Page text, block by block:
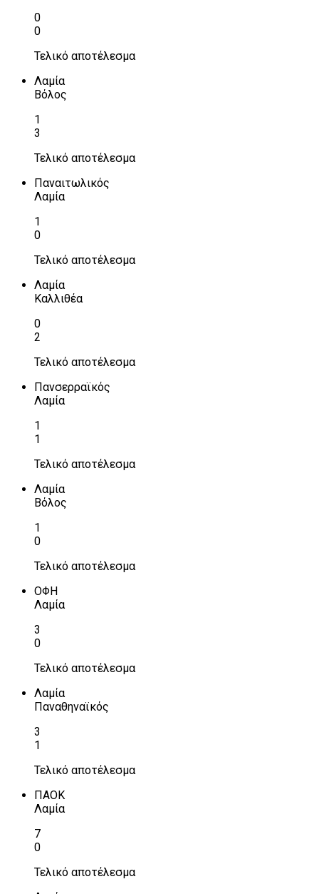
0
0
Τελικό αποτέλεσμα
Λαμία
Βόλος
1
3
Τελικό αποτέλεσμα
Παναιτωλικός
Λαμία
1
0
Τελικό αποτέλεσμα
Λαμία
Καλλιθέα
0
2
Τελικό αποτέλεσμα
Πανσερραϊκός
Λαμία
1
1
Τελικό αποτέλεσμα
Λαμία
Βόλος
1
0
Τελικό αποτέλεσμα
ΟΦΗ
Λαμία
3
0
Τελικό αποτέλεσμα
Λαμία
Παναθηναϊκός
3
1
Τελικό αποτέλεσμα
ΠΑΟΚ
Λαμία
7
0
Τελικό αποτέλεσμα